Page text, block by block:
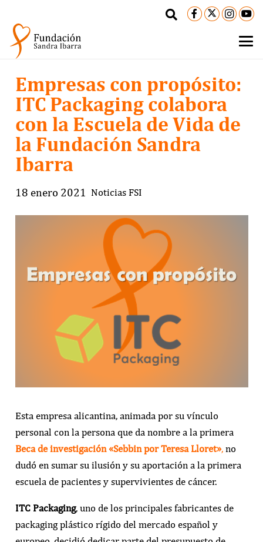
Empresas con propósito:
ITC Packaging colabora
con la Escuela de Vida de
la Fundación Sandra
Ibarra
18 enero 2021 Noticias FSI
Esta empresa alicantina, animada por su vínculo
personal con la persona que da nombre a la primera
Beca de investigación «Sebbin por Teresa Lloret»,no
dudó en sumar su ilusión y su aportación a la primera
escuela de pacientes y supervivientes de cáncer.
ITC Packaging, uno de los principales fabricantes de
packaging plástico rígido del mercado español y